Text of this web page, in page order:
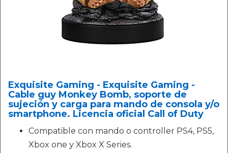
Exquisite Gaming - Exquisite Gaming -
Cable guy Monkey Bomb, soporte de
sujeción y carga para mando de consola y/o
smartphone. Licencia oficial Call of Duty
Compatible con mando o controller PS4, PS5,
Xbox one y Xbox X Series.